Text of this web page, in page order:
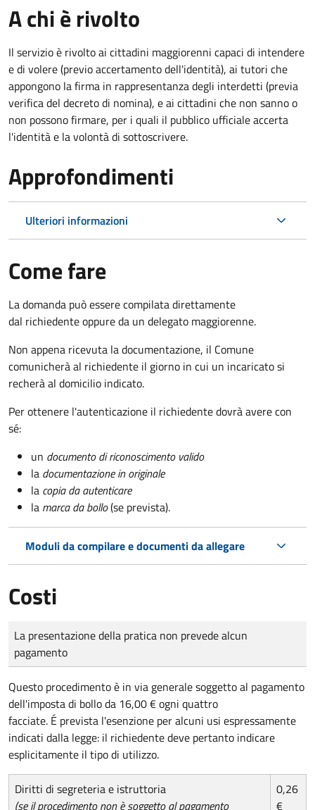
A chi è rivolto
Il servizio è rivolto ai cittadini maggiorenni capaci di intendere
e di volere (previo accertamento dell'identità), ai tutori che
appongono la firma in rappresentanza degli interdetti (previa
verifica del decreto di nomina), e ai cittadini che non sanno o
non possono firmare, per i quali il pubblico ufficiale accerta
l'identità e la volontà di sottoscrivere.
Approfondimenti
Ulteriori informazioni
Come fare
La domanda può essere compilata direttamente
dal richiedente oppure da un delegato maggiorenne.
Non appena ricevuta la documentazione, il Comune
comunicherà al richiedente il giorno in cui un incaricato si
recherà al domicilio indicato.
Per ottenere l'autenticazione il richiedente dovrà avere con
sé:
un documento di riconoscimento valido
la documentazione in originale
la copia da autenticare
la marca da bollo(se prevista).
Moduli da compilare e documenti da allegare
Costi
Tipo di pagamento
Importo
La presentazione della pratica non prevede alcun
pagamento
Questo procedimento è in via generale soggetto al pagamento
dell'imposta di bollo da 16,00 € ogni quattro
facciate. É prevista l'esenzione per alcuni usi espressamente
indicati dalla legge: il richiedente deve pertanto indicare
esplicitamente il tipo di utilizzo.
Diritti di segreteria e istruttoria
(se il procedimento non è soggetto al pagamento
0,26
€